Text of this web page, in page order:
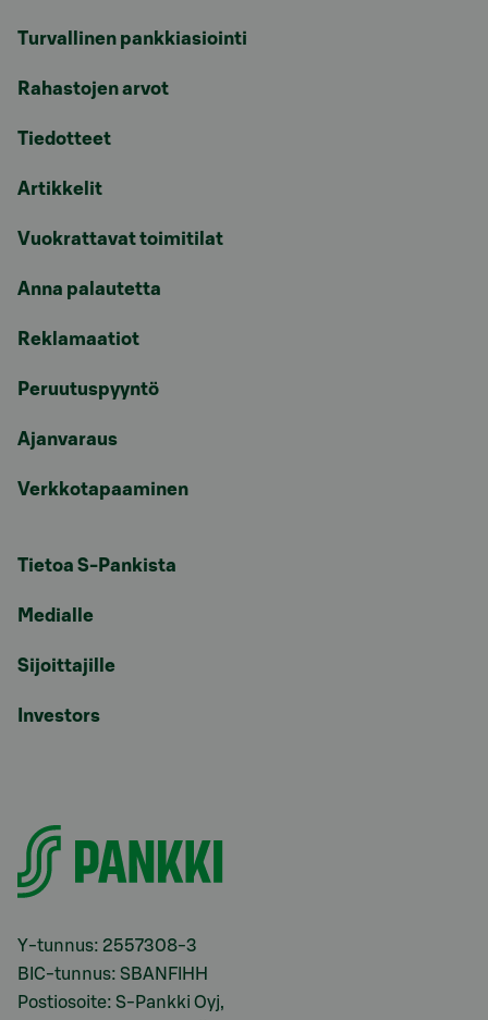
Turvallinen pankkiasiointi
Rahastojen arvot
Tiedotteet
Artikkelit
Vuokrattavat toimitilat
Anna palautetta
Reklamaatiot
Peruutuspyyntö
Ajanvaraus
Verkkotapaaminen
Tietoa S-Pankista
Medialle
Sijoittajille
Investors
Y-tunnus: 2557308-3
BIC-tunnus: SBANFIHH
Postiosoite: S-Pankki Oyj,